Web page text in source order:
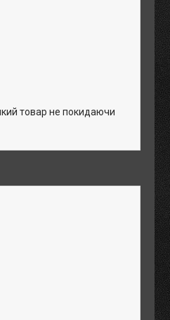
товар не покидаючи